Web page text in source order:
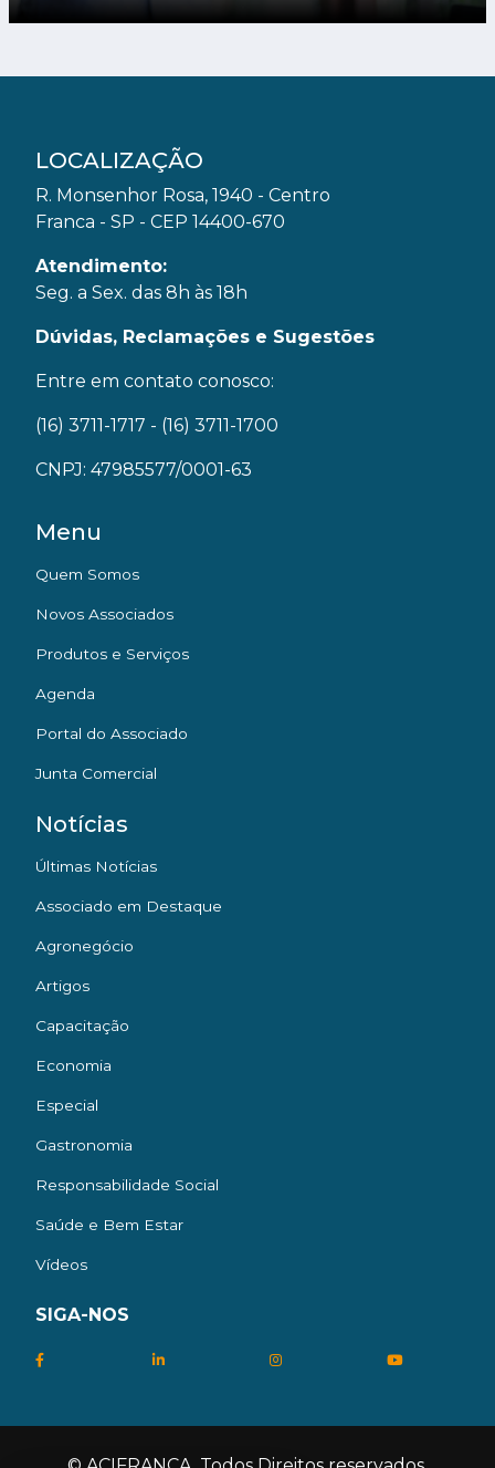
LOCALIZAÇÃO
R. Monsenhor Rosa, 1940 - Centro
Franca - SP - CEP 14400-670
Atendimento:
Seg. a Sex. das 8h às 18h
Dúvidas, Reclamações e Sugestões
Entre em contato conosco:
(16) 3711-1717 - (16) 3711-1700
CNPJ: 47985577/0001-63
Menu
Quem Somos
Novos Associados
Produtos e Serviços
Agenda
Portal do Associado
Junta Comercial
Notícias
Últimas Notícias
Associado em Destaque
Agronegócio
Artigos
Capacitação
Economia
Especial
Gastronomia
Responsabilidade Social
Saúde e Bem Estar
Vídeos
SIGA-NOS